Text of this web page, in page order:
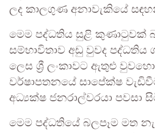
ලද කාලගුණ අනාවැකියේ
මෙම පද්ධතිය සුළි කුණාටුවක්
සම්භාවිතාව අඩු වුවද පද්ධතිය
ලෙස ශ්‍රී ලංකාවට ඇතුළු
වර්ෂාපතනයේ සාපේක්ෂ
අධ්‍යක්ෂ ජනරාල්වරයා පවසා
මෙම පද්ධතියේ බලපෑම මත